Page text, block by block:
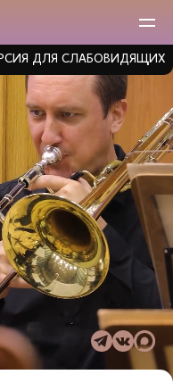
ДЛЯ СЛАБОВИДЯЩИХ